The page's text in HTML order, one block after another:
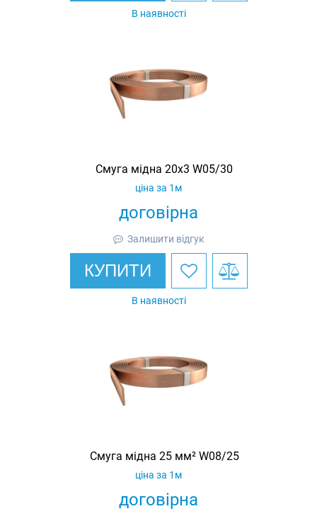
В наявності
Смуга мідна 20х3 W05/30
договірна
ціна за 1м
Залишити відгук
КУПИТИ
В наявності
Смуга мідна 25 мм² W08/25
договірна
ціна за 1м